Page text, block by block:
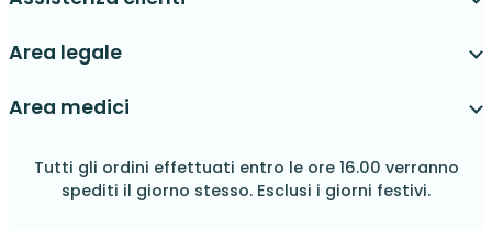
Area legale
Area medici
Tutti gli ordini effettuati entro le ore 16.00 verranno
spediti il giorno stesso. Esclusi i giorni festivi.